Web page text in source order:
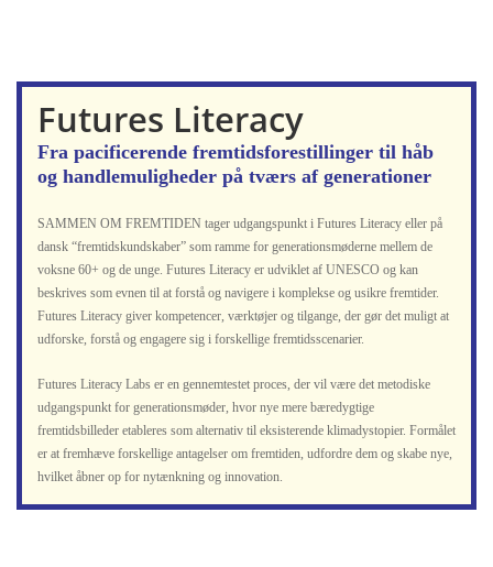
Futures Literacy
Fra pacificerende fremtidsforestillinger til håb
og handlemuligheder på tværs af generationer
SAMMEN OM FREMTIDEN tager udgangspunkt i Futures Literacy eller på
dansk “fremtidskundskaber” som ramme for generationsmøderne mellem de
voksne 60+ og de unge. Futures Literacy er udviklet af UNESCO og kan
beskrives som evnen til at forstå og navigere i komplekse og usikre fremtider.
Futures Literacy giver kompetencer, værktøjer og tilgange, der gør det muligt at
udforske, forstå og engagere sig i forskellige fremtidsscenarier.
Futures Literacy Labs er en gennemtestet proces, der vil være det metodiske
udgangspunkt for generationsmøder, hvor nye mere bæredygtige
fremtidsbilleder etableres som alternativ til eksisterende klimadystopier. Formålet
er at fremhæve forskellige antagelser om fremtiden, udfordre dem og skabe nye,
hvilket åbner op for nytænkning og innovation.